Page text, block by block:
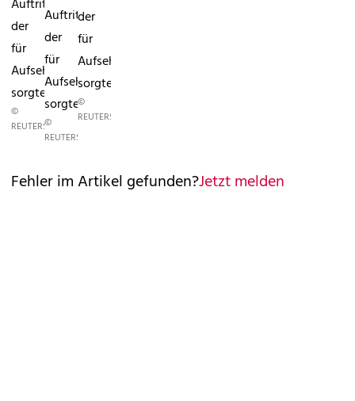
Auftritt,
der
für
Aufsehen
sorgte.
©
REUTERS
Auftritt,
der
für
Aufsehen
sorgte.
©
REUTERS
der
für
Aufsehen
sorgte.
©
REUTERS
Fehler im Artikel gefunden?Jetzt melden